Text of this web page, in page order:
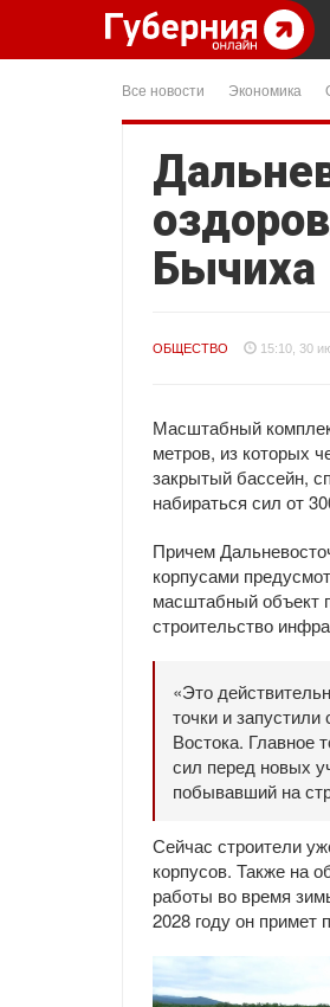
Все новости Экономика
Бычиха
ОБЩЕСТВО 15:10, 30
Масштабный
метров, из которых
закрытый бассейн,
набираться сил от
Причем
корпусами
масштабный объект
строительство
«Это
точки и
Востока. Главное
сил перед новых
побывавший на
Сейчас строители
корпусов. Также на
работы во время
2028 году он примет